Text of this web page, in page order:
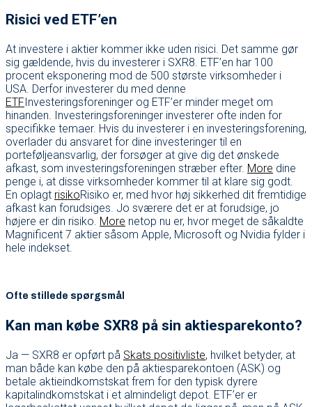
Risici ved ETF’en
At investere i aktier kommer ikke uden risici. Det samme gør
sig gældende, hvis du investerer i SXR8. ETF’en har 100
procent eksponering mod de 500 største virksomheder i
USA. Derfor investerer du med denne
ETFInvesteringsforeninger og ETF’er minder meget om
hinanden. Investeringsforeninger investerer ofte inden for
specifikke temaer. Hvis du investerer i en investeringsforening,
overlader du ansvaret for dine investeringer til en
porteføljeansvarlig, der forsøger at give dig det ønskede
afkast, som investeringsforeningen stræber efter. More dine
penge i, at disse virksomheder kommer til at klare sig godt.
En oplagt risikoRisiko er, med hvor høj sikkerhed dit fremtidige
afkast kan forudsiges. Jo sværere det er at forudsige, jo
højere er din risiko. More netop nu er, hvor meget de såkaldte
Magnificent 7 aktier såsom Apple, Microsoft og Nvidia fylder i
hele indekset.
Ofte stillede spørgsmål
Kan man købe SXR8 på sin aktiesparekonto?
Ja — SXR8 er opført på Skats positivliste, hvilket betyder, at
man både kan købe den på aktiesparekontoen (ASK) og
betale aktieindkomstskat frem for den typisk dyrere
kapitalindkomstskat i et almindeligt depot. ETF’er er